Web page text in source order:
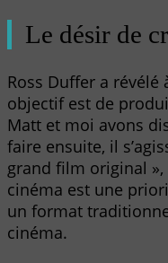
Le désir de
Ross Duffer a révélé
objectif est de
Matt et moi avons
faire ensuite, il
grand film original
cinéma est une
un format
cinéma.